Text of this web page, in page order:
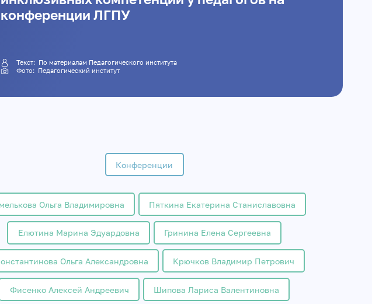
конференции ЛГПУ
Текст: По материалам Педагогического института
Фото: Педагогический институт
Конференции
Ольга Владимировна Пяткина Екатерина Станиславовна
Елютина Марина Эдуардовна Гринина Елена Сергеевна
Ольга Александровна Крючков Владимир Петрович
Фисенко Алексей Андреевич Шипова Лариса Валентиновна